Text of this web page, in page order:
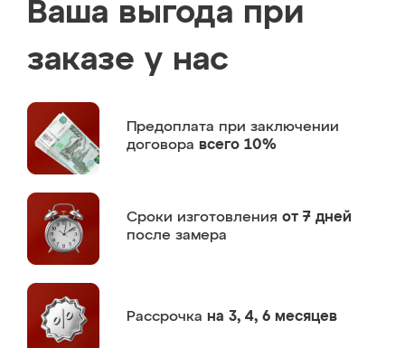
Ваша выгода при
заказе у нас
Предоплата при заключении
договора всего 10%
Сроки изготовления от 7 дней
после замера
Рассрочка на 3, 4, 6 месяцев